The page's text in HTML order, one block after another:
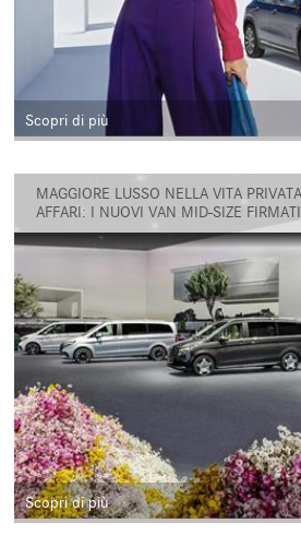
Scopri di più
MAGGIORE LUSSO NELLA VITA
AFFARI: I NUOVI VAN MID-SIZE
Scopri di più